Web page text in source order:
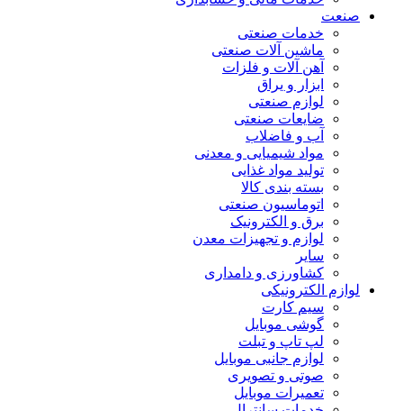
صنعت
خدمات صنعتی
ماشین آلات صنعتی
آهن آلات و فلزات
ابزار و یراق
لوازم صنعتی
ضایعات صنعتی
آب و فاضلاب
مواد شیمیایی و معدنی
تولید مواد غذایی
بسته بندی کالا
اتوماسیون صنعتی
برق و الکترونیک
لوازم و تجهیزات معدن
سایر
کشاورزی و دامداری
لوازم الکترونیکی
سیم کارت
گوشی موبایل
لپ تاپ و تبلت
لوازم جانبی موبایل
صوتی و تصویری
تعمیرات موبایل